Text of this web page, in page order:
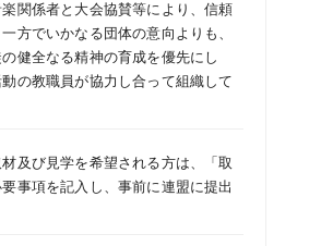
関係者と大会協賛等により、信頼
方でいかなる団体の意向よりも、
健全なる精神の育成を優先にし
の教職員が協力し合って組織して
及び見学を希望される方は、「取
事項を記入し、事前に連盟に提出